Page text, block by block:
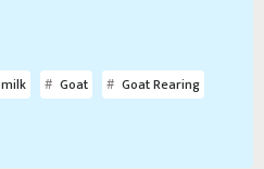
Goat
Goat Rearing